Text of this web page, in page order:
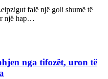
falë një goli shumë të
një hap…
nga tifozët, uron të